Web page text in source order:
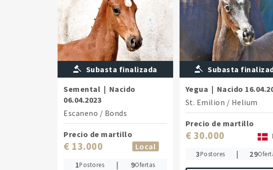
Subasta finalizada
Semental | Nacido
06.04.2023
Escaneno / Bonds
Precio de martillo
€ 13.000
Local
1Postores | 9Ofertas
Subasta
Yegua | Nacido
St. Emilion / Helium
Precio de martillo
€ 30.000
3Postores | 29